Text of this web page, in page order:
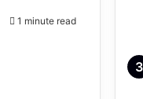
1 minute read